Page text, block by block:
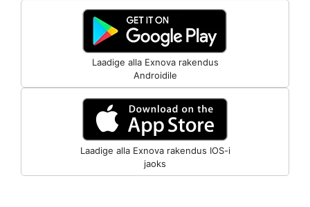
Laadige alla Exnova rakendus
Androidile
Laadige alla Exnova rakendus IOS-i
jaoks